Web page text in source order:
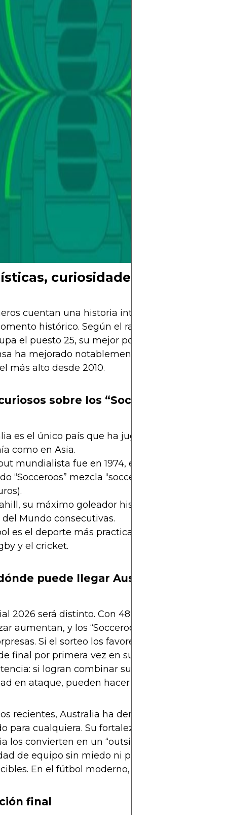
curiosidades y
cuentan una historia interesante: Australia
histórico. Según el ranking FIFA de
el puesto 25, su mejor posición en casi una
ha mejorado notablemente, y su promedio de
más alto desde 2010.
sobre los “Socceroos”
es el único país que ha jugado eliminatorias
como en Asia.
mundialista fue en 1974, en Alemania.
“Socceroos” mezcla “soccer” (fútbol) y
su máximo goleador histórico, ha marcado
del Mundo consecutivas.
es el deporte más practicado en Australia, por
y el cricket.
puede llegar Australia?
2026 será distinto. Con 48 equipos, las
aumentan, y los “Socceroos” tienen todo para
Si el sorteo los favorece, podrían
final por primera vez en su historia. La clave
si logran combinar su orden táctico con
en ataque, pueden hacer historia.
recientes, Australia ha demostrado ser un rival
para cualquiera. Su fortaleza física, su
los convierten en un “outsider” peligroso.
de equipo sin miedo ni presión los hace
En el fútbol moderno, eso vale oro.
final